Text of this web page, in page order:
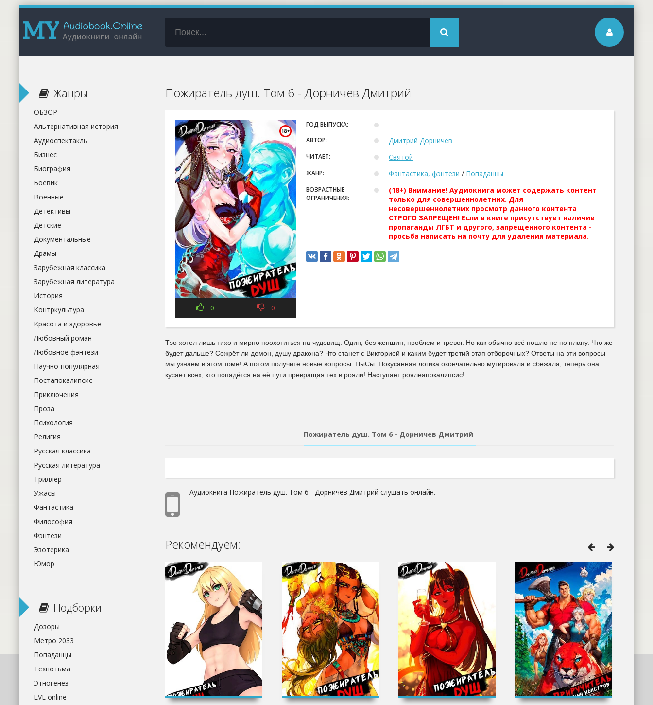
Пожиратель душ. Том 6 - Дорничев Дмитрий
0 0
ГОД ВЫПУСКА:
АВТОР:
Дмитрий Дорничев
ЧИТАЕТ: Святой
ЖАНР: Фантастика, фэнтези / Попаданцы
ВОЗРАСТНЫЕ
ОГРАНИЧЕНИЯ:
(18+) Внимание! Аудиокнига может содержать контент
только для совершеннолетних. Для
несовершеннолетних просмотр данного контента
СТРОГО ЗАПРЕЩЕН! Если в книге присутствует наличие
пропаганды ЛГБТ и другого, запрещенного контента -
просьба написать на почту для удаления материала.
Тэо хотел лишь тихо и мирно поохотиться на чудовищ. Один, без женщин, проблем и тревог. Но как обычно всё пошло не по плану. Что же
будет дальше? Сожрёт ли демон, душу дракона? Что станет с Викторией и каким будет третий этап отборочных? Ответы на эти вопросы
мы узнаем в этом томе! А потом получите новые вопросы..ПыСы. Покусанная логика окончательно мутировала и сбежала, теперь она
кусает всех, кто попадётся на её пути превращая тех в рояли! Наступает роялеапокалипсис!
Пожиратель душ. Том 6 - Дорничев Дмитрий
Аудиокнига Пожиратель душ. Том 6 - Дорничев Дмитрий слушать онлайн.
Рекомендуем:
Жанры
ОБЗОР
Альтернативная история
Аудиоспектакль
Бизнес
Биография
Боевик
Военные
Детективы
Детские
Документальные
Драмы
Зарубежная классика
Зарубежная литература
История
Контркультура
Красота и здоровье
Любовный роман
Любовное фэнтези
Научно-популярная
Постапокалипсис
Приключения
Проза
Психология
Религия
Русская классика
Русская литература
Триллер
Ужасы
Фантастика
Философия
Фэнтези
Эзотерика
Юмор
Подборки
Дозоры
Метро 2033
Попаданцы
Технотьма
Этногенез
EVE online